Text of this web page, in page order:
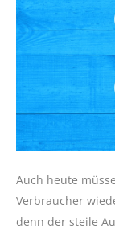
Auch heute
Verbraucher
denn der steile